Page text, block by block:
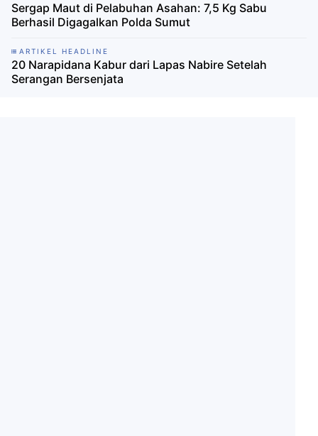
Sergap Maut di Pelabuhan Asahan: 7,5 Kg Sabu
Berhasil Digagalkan Polda Sumut
ARTIKEL HEADLINE
20 Narapidana Kabur dari Lapas Nabire Setelah
Serangan Bersenjata